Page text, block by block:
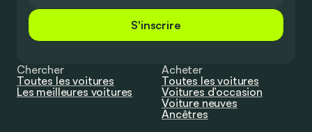
S'inscrire
Chercher
Toutes les voitures
Les meilleures voitures
Acheter
Toutes les voitures
Voitures d’occasion
Voiture neuves
Ancêtres